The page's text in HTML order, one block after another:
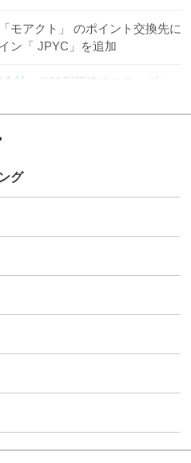
「モアクト」 のポイント交換先に
ン「 JPYC」を追加
社
信託型円建てステーブル
グ